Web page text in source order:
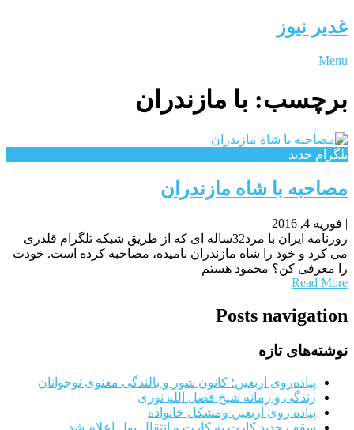
غدیر نیوز
Menu
برچسب: با مازندران
تلگرام جدید
مصاحبه با شاه مازندران
| فوریه 4, 2016
روزنامه ایران با مرد32ساله ای که از طریق شبکه تلگرام قلدری
می کرد و خود را شاه مازندران نامیده، مصاحبه کرده است. خودت
را معرفی کن؟ محمود هستم
Read More
Posts navigation
نوشته‌های تازه
پیاده‌روی اربعین؛ کانون شور و بالندگی معنوی نوجوانان
زندگی و زمانه شیخ فضل الله نوری
پیاده روی اربعین ومشکل خانواده
سقف جدید کارت به کارت و انتقال پول اعلام شد